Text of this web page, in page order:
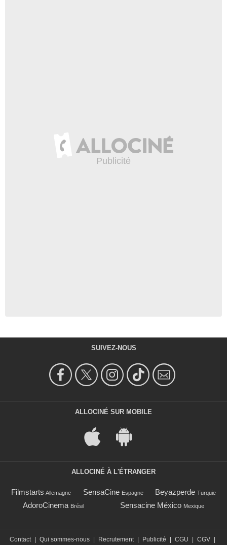
SUIVEZ-NOUS
ALLOCINÉ SUR MOBILE
ALLOCINÉ À L'ÉTRANGER
Filmstarts Allemagne SensaCine Espagne Beyazperde Turquie
AdoroCinema Brésil Sensacine México Mexique
Contact Qui sommes-nous Recrutement Publicité CGU CGV